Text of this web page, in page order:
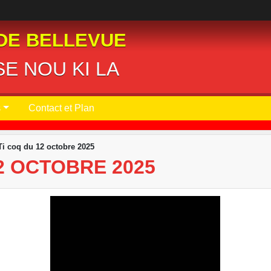
BELLEVUE
NOU KI LA
Contact et Plan
coq du 12 octobre 2025
OCTOBRE 2025